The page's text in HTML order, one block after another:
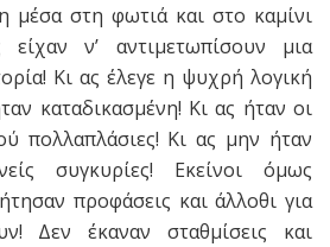
μέσα στη φωτιά και στο καμίνι
ν’ αντιμετωπίσουν μια
Κι ας έλεγε η ψυχρή λογική
καταδικασμένη! Κι ας ήταν οι
πολλαπλάσιες! Κι ας μην ήταν
συγκυρίες! Εκείνοι όμως
προφάσεις και άλλοθι για
Δεν έκαναν σταθμίσεις και